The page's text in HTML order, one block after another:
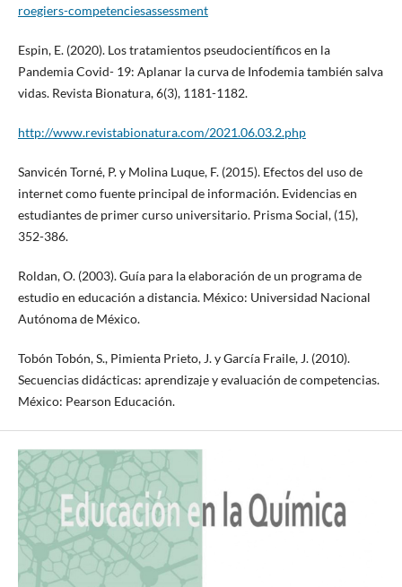
roegiers-competenciesassessment
Espin, E. (2020). Los tratamientos pseudocientíficos en la
Pandemia Covid- 19: Aplanar la curva de Infodemia también salva
vidas. Revista Bionatura, 6(3), 1181-1182.
http://www.revistabionatura.com/2021.06.03.2.php
Sanvicén Torné, P. y Molina Luque, F. (2015). Efectos del uso de
internet como fuente principal de información. Evidencias en
estudiantes de primer curso universitario. Prisma Social, (15),
352-386.
Roldan, O. (2003). Guía para la elaboración de un programa de
estudio en educación a distancia. México: Universidad Nacional
Autónoma de México.
Tobón Tobón, S., Pimienta Prieto, J. y García Fraile, J. (2010).
Secuencias didácticas: aprendizaje y evaluación de competencias.
México: Pearson Educación.